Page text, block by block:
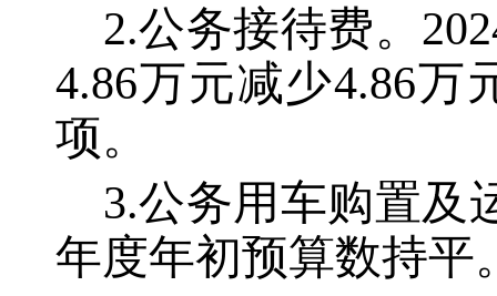
2.公务接待费。
4.86万元减少4.86万
项。
3.公务用车购置及
年度年初预算数持平